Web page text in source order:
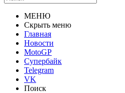
МЕНЮ
Скрыть меню
Главная
Новости
MotoGP
Супербайк
Telegram
VK
Поиск